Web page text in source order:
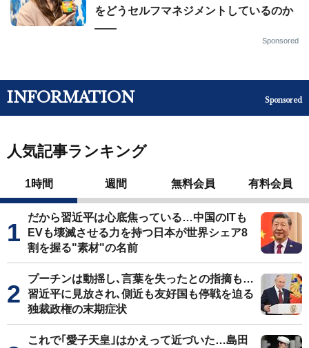
をどうセルフマネジメントしているのか
——
Sponsored
INFORMATION Sponsored
人気記事ランキング
1時間 週間 無料会員 有料会員
だから習近平は心底焦っている…中国のITも
EVも壊滅させる力を持つ日本が世界シェア8
割を握る"素材"の名前
プーチンは動揺し､言葉を失ったとの指摘も…
習近平に見放され､側近も友好国も停戦を迫る
独裁政権の末期症状
これで｢愛子天皇｣はかえって近づいた…島田